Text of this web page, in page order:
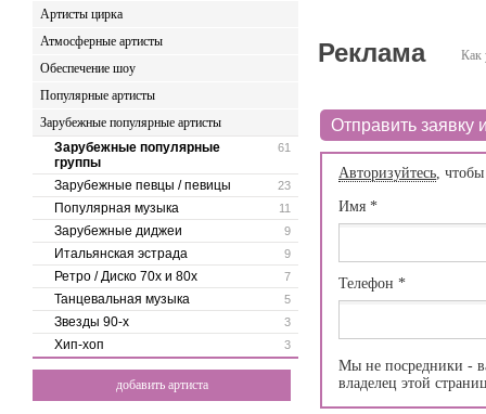
Артисты цирка
Атмосферные артисты
Обеспечение шоу
Популярные артисты
Зарубежные популярные артисты
61
Зарубежные популярные
группы
23
Зарубежные певцы / певицы
11
Популярная музыка
9
Зарубежные диджеи
9
Итальянская эстрада
7
Ретро / Диско 70х и 80х
5
Танцевальная музыка
3
Звезды 90-х
3
Хип-хоп
добавить артиста
Как
Реклама
Отправить заявку
Авторизуйтесь,
Имя *
Телефон *
Мы не посредники -
владелец этой